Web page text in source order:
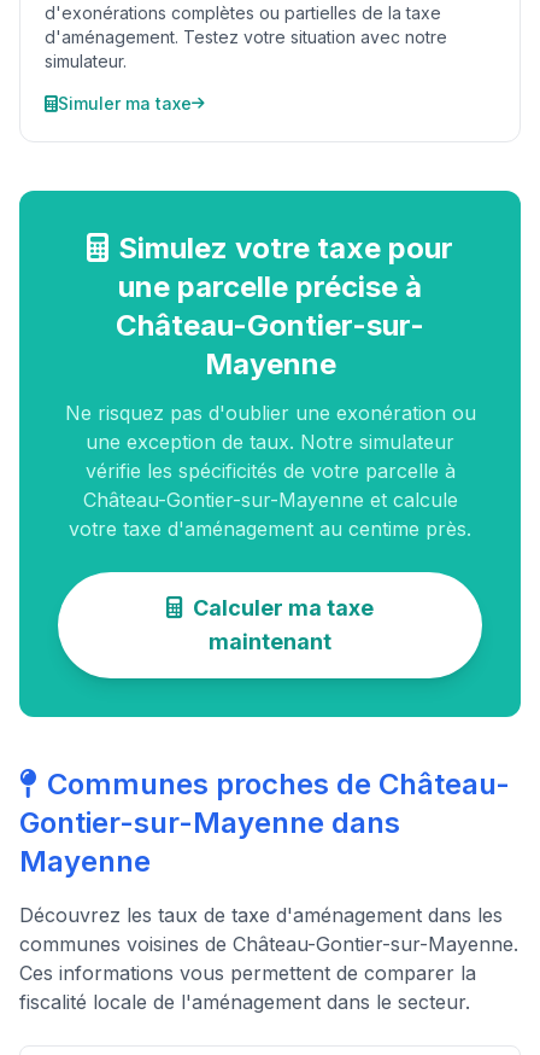
d'exonérations complètes ou partielles de la taxe
d'aménagement. Testez votre situation avec notre
simulateur.
Simuler ma taxe
Simulez votre taxe pour
une parcelle précise à
Château-Gontier-sur-
Mayenne
Ne risquez pas d'oublier une exonération ou
une exception de taux. Notre simulateur
vérifie les spécificités de votre parcelle à
Château-Gontier-sur-Mayenne et calcule
votre taxe d'aménagement au centime près.
Calculer ma taxe
maintenant
Communes proches de Château-
Gontier-sur-Mayenne dans
Mayenne
Découvrez les taux de taxe d'aménagement dans les
communes voisines de Château-Gontier-sur-Mayenne.
Ces informations vous permettent de comparer la
fiscalité locale de l'aménagement dans le secteur.